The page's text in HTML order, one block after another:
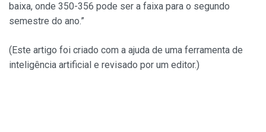
baixa, onde 350-356 pode ser a faixa para o segundo
semestre do ano.”
(Este artigo foi criado com a ajuda de uma ferramenta de
inteligência artificial e revisado por um editor.)